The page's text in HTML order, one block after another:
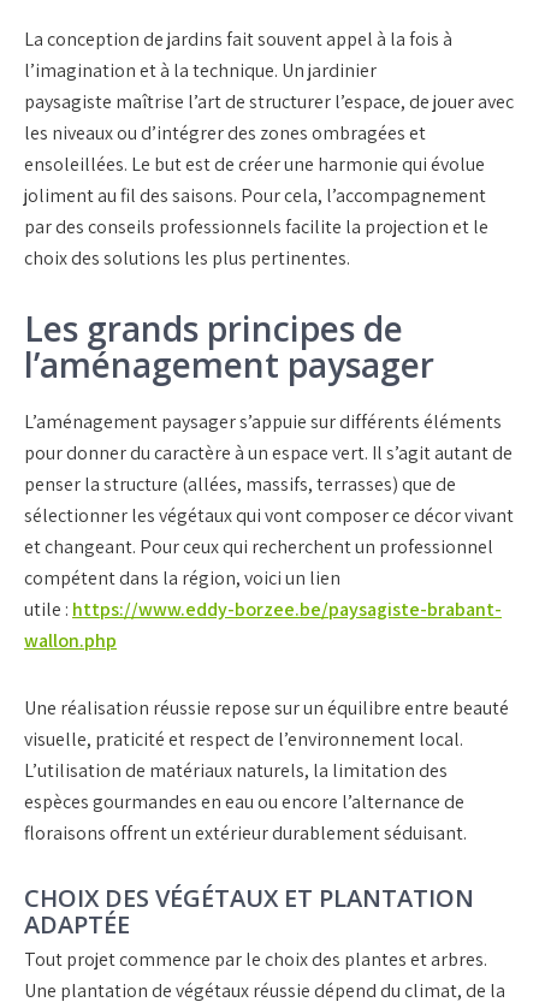
Laconception de jardinsfait souvent appel à la fois à
l’imagination et à la technique. Unjardinier
paysagiste maîtrise l’art de structurer l’espace, de jouer avec
les niveaux ou d’intégrer des zones ombragées et
ensoleillées. Le but est de créer une harmonie qui évolue
joliment au fil des saisons. Pour cela, l’accompagnement
par desconseils professionnelsfacilite la projection et le
choix des solutions les plus pertinentes.
Les grands principes de
l’aménagement paysager
L’aménagement paysagers’appuie sur différents éléments
pour donner du caractère à unespace vert. Il s’agit autant de
penser la structure (allées, massifs, terrasses) que de
sélectionner lesvégétauxqui vont composer ce décor vivant
et changeant. Pour ceux qui recherchent un professionnel
compétent dans la région, voici un lien
utile : https://www.eddy-borzee.be/paysagiste-brabant-
wallon.php
Une réalisation réussie repose sur un équilibre entre beauté
visuelle, praticité et respect de l’environnement local.
L’utilisation de matériaux naturels, la limitation des
espèces gourmandes en eau ou encore l’alternance de
floraisons offrent un extérieur durablement séduisant.
CHOIX DES VÉGÉTAUX ET PLANTATION
ADAPTÉE
Tout projet commence par lechoix des plantes et arbres.
Une plantation de végétauxréussie dépend du climat, de la